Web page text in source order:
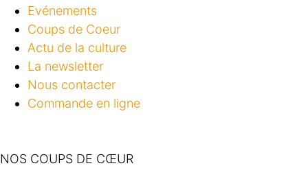
Evénements
Coups de Coeur
Actu de la culture
La newsletter
Nous contacter
Commande en ligne
NOS COUPS DE CŒUR